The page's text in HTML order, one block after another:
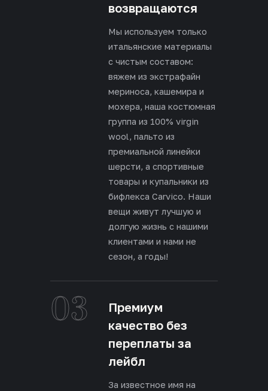
возвращаются
Мы используем только
итальянские материалы
с чистым составом:
вяжем из экстрафайн
мериноса, кашемира и
мохера, наша костюмная
группа из 100% virgin
wool, пальто из
премиальной линейки
шерсти, а спортивные
товары и купальники из
бифлекса Carvico. Наши
вещи живут лучшую и
долгую жизнь с нашими
клиентами и нами не
сезон, а годы!
03
Премиум
качество без
переплаты за
лейбл
За известное имя на